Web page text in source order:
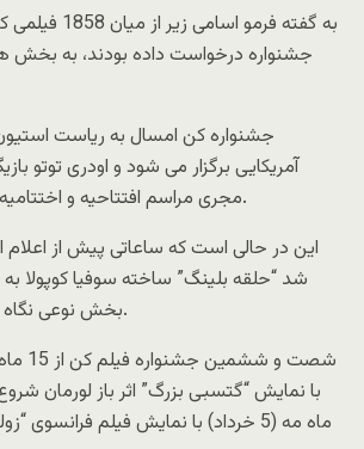
به گفته فرمو
جشنواره درخواست داده بودند، به بخش
جشنواره کن امسال به ریاست
آمریکایی برگزار می شود و اودری توتو
مجری مراسم افتتاحیه و اختتامیه به روی سن می رود.
این در حالی است که ساعاتی پیش از اعلام
شد “حلقه بلینگ” ساخته سوفیا کوپولا به
بخش نوعی نگاه به نمایش در می آید.
ماه مه (5 خرداد) با نمایش فیلم